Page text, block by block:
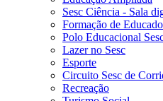
Sesc Ciência - Sala
Formação de
Polo Educacional
Lazer no Sesc
Esporte
Circuito Sesc de
Recreação